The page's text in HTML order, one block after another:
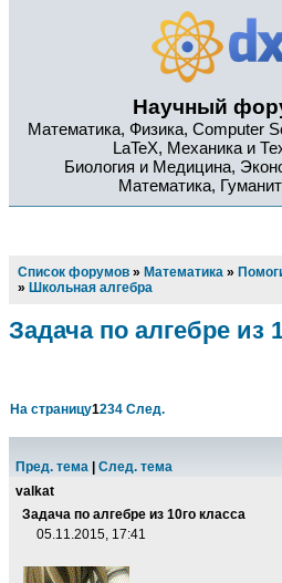
Научный
Математика, Физика, Computer
LaTeX, Механика и
Биология и Медицина,
Математика,
Список форумов » Математика »
» Школьная алгебра
Задача по алгебре из
На страницу1234 След.
Пред. тема
След. тема
valkat
Задача по алгебре из 10го класса
05.11.2015, 17:41